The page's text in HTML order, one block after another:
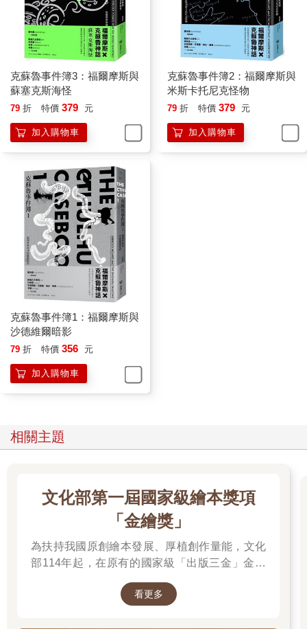
克蘇魯事件簿3：福爾摩斯與
蘇塞克斯海怪
79 折 特價 379 元
加入購物車
克蘇魯事件簿2：福爾摩斯與
米斯卡托尼克怪物
79 折 特價 379 元
加入購物車
克蘇魯事件簿1：福爾摩斯與
沙德維爾暗影
79 折 特價 356 元
加入購物車
相關主題
文化部第一屆國家級繪本獎項
「金繪獎」
為扶持我國原創繪本發展、厚植創作量能，文化
部114年起，在原有的國家級「出版三金」金鼎
獎、金漫獎、金典獎外，新增「金繪獎」，希望
促進台灣圖文出版的多元發展。獎項分為「特別
看更多